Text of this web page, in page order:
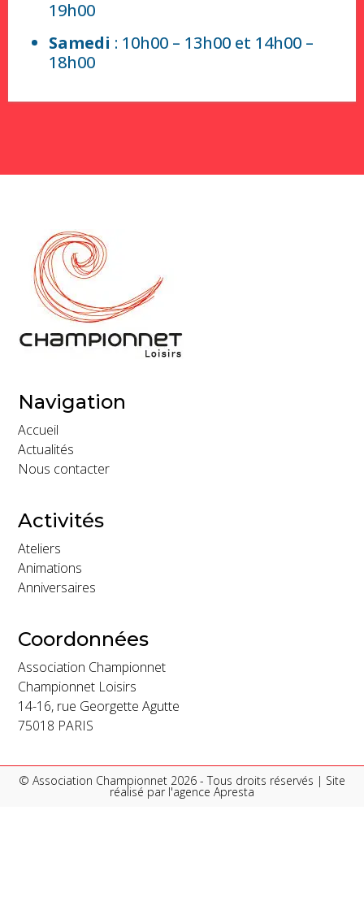
19h00
Samedi : 10h00 – 13h00 et 14h00 –
18h00
Navigation
Accueil
Actualités
Nous contacter
Activités
Ateliers
Animations
Anniversaires
Coordonnées
Association Championnet
Championnet Loisirs
14-16, rue Georgette Agutte
75018 PARIS
© Association Championnet 2026 - Tous droits réservés | Site
réalisé par l'agence Apresta